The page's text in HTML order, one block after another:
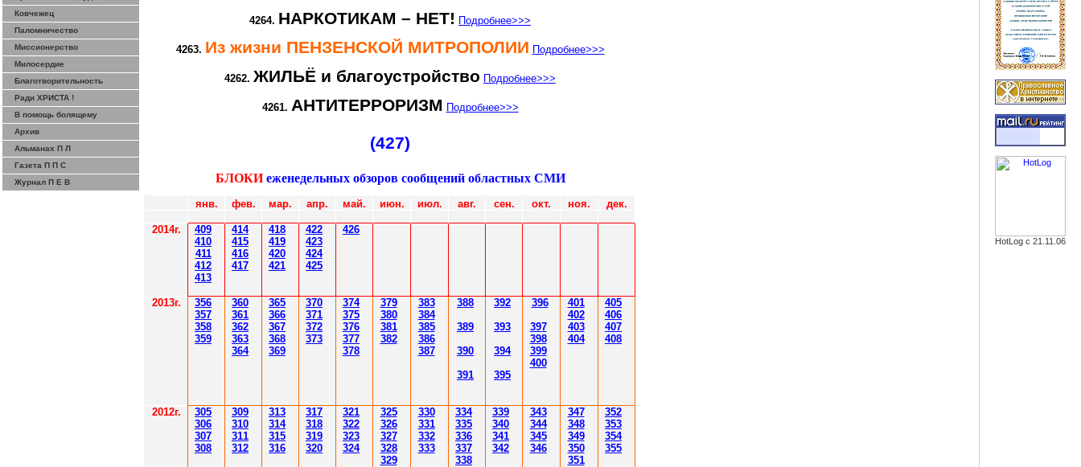
Ковчежец
Паломничество
Миссионерство
Милосердие
Благотворительность
Ради ХРИСТА !
В помощь болящему
Архив
Альманах П Л
Газета П П С
Журнал П Е В
4264. НАРКОТИКАМ – НЕТ! Подробнее>>>
4263. Из жизни ПЕНЗЕНСКОЙ МИТРОПОЛИИ Подробнее>>>
4262. ЖИЛЬЁ и благоустройство Подробнее>>>
4261. АНТИТЕРРОРИЗМ Подробнее>>>
(427)
БЛОКИ еженедельных обзоров сообщений областных СМИ
янв. фев. мар. апр. май. июн. июл. авг. сен. окт. ноя. дек.
2014г. 409
410
411
412
413
414
415
416
417
418
419
420
421
422
423
424
425
426
2013г.
356
357
358
359
360
361
362
363
364
365
366
367
368
369
370
371
372
373
374
375
376
377
378
379
380
381
382
383
384
385
386
387
388
389
390
391
392
393
394
395
396
397
398
399
400
401
402
403
404
405
406
407
408
2012г. 305
306
307
308
309
310
311
312
313
314
315
316
317
318
319
320
321
322
323
324
325
326
327
328
329
330
331
332
333
334
335
336
337
338
339
340
341
342
343
344
345
346
347
348
349
350
351
352
353
354
355
HotLog с 21.11.06